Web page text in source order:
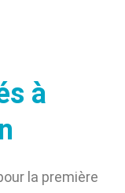
à
la première